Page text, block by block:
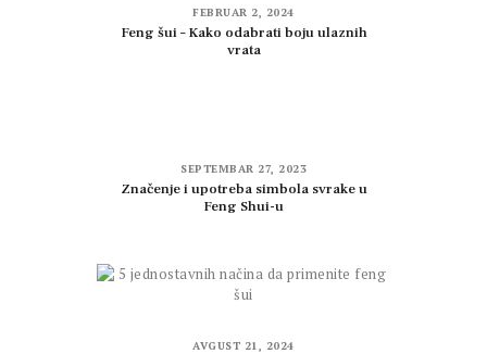
FEBRUAR 2, 2024
Feng šui – Kako odabrati boju ulaznih
vrata
SEPTEMBAR 27, 2023
Značenje i upotreba simbola svrake u
Feng Shui-u
AVGUST 21, 2024